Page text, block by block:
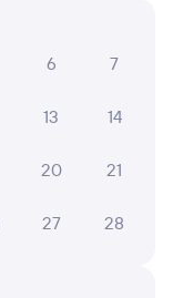
и не удаляем
6 7
13 14
20 21
27 28